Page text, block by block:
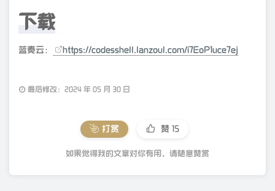
下载
蓝奏云： https://codesshell.lanzoul.com/i7EoP1uce7ej
最后修改：2024 年 05 月 30 日
打赏 赞 15
如果觉得我的文章对你有用，请随意赞赏